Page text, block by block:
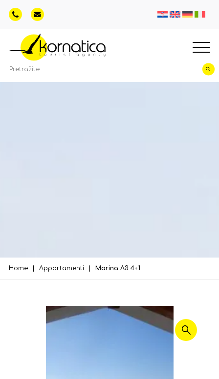
Home Appartamenti Marina A3 4+1